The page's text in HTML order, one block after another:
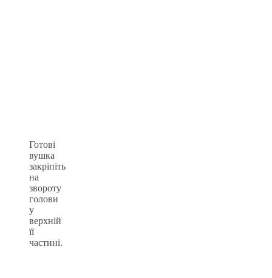
Готові
вушка
закріпіть
на
звороту
голови
у
верхній
її
частині.